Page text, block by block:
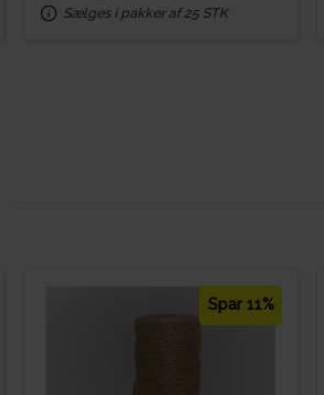
Sælges i pakker af 25 STK
Spar 11%